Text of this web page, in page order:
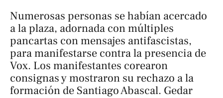
Numerosas personas se habían acercado
a la plaza, adornada con múltiples
pancartas con mensajes antifascistas,
para manifestarse contra la presencia de
Vox. Los manifestantes corearon
consignas y mostraron su rechazo a la
formación de Santiago Abascal. Gedar